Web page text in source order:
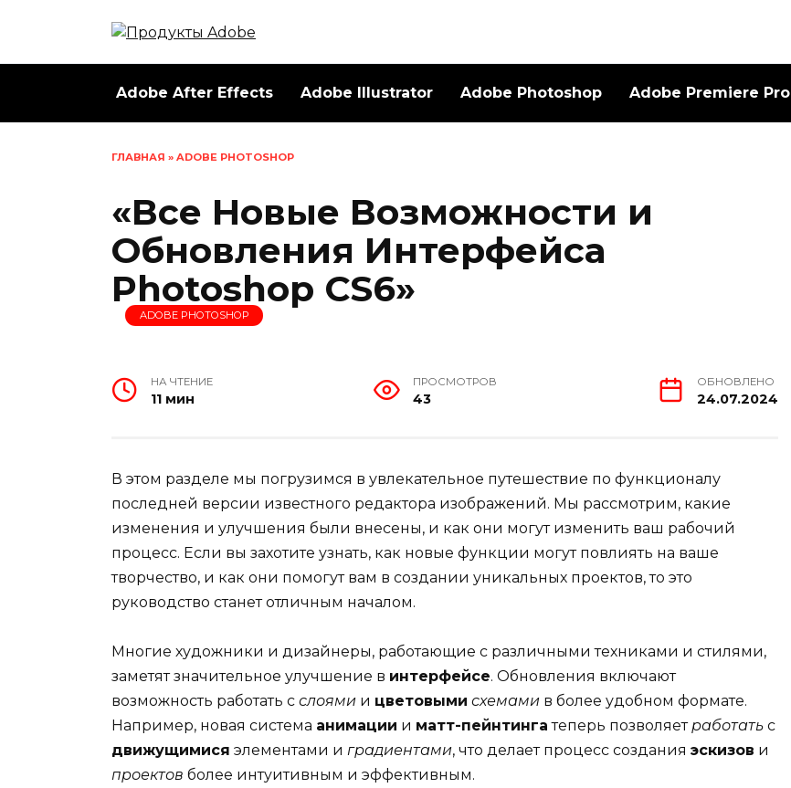
Adobe After Effects Adobe Illustrator Adobe Photoshop Adobe Premiere Pro
ГЛАВНАЯ » ADOBE PHOTOSHOP
«Все Новые Возможности и
Обновления Интерфейса
Photoshop CS6»
ADOBE PHOTOSHOP
НА ЧТЕНИЕ
11 мин
ПРОСМОТРОВ
43
ОБНОВЛЕНО
24.07.2024
В этом разделе мы погрузимся в увлекательное путешествие по функционалу
последней версии известного редактора изображений. Мы рассмотрим, какие
изменения и улучшения были внесены, и как они могут изменить ваш рабочий
процесс. Если вы захотите узнать, как новые функции могут повлиять на ваше
творчество, и как они помогут вам в создании уникальных проектов, то это
руководство станет отличным началом.
Многие художники и дизайнеры, работающие с различными техниками и стилями,
заметят значительное улучшение в интерфейсе. Обновления включают
возможность работать с слоями и цветовыми схемами в более удобном формате.
Например, новая система анимации и матт-пейнтинга теперь позволяетработать с
движущимися элементами и градиентами, что делает процесс создания эскизов и
проектов более интуитивным и эффективным.